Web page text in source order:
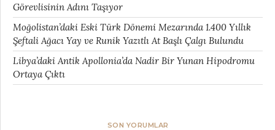
Görevlisinin Adını Taşıyor
Moğolistan’daki Eski Türk Dönemi Mezarında 1.400 Yıllık
Şeftali Ağacı Yay ve Runik Yazıtlı At Başlı Çalgı Bulundu
Libya’daki Antik Apollonia’da Nadir Bir Yunan Hipodromu
Ortaya Çıktı
SON YORUMLAR